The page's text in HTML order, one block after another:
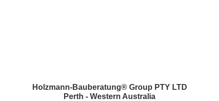
Holzmann-Bauberatung® Group PTY LTD
Perth - Western Australia